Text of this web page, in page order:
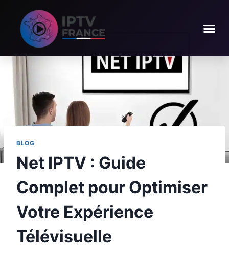
BLOG
Net IPTV : Guide
Complet pour Optimiser
Votre Expérience
Télévisuelle